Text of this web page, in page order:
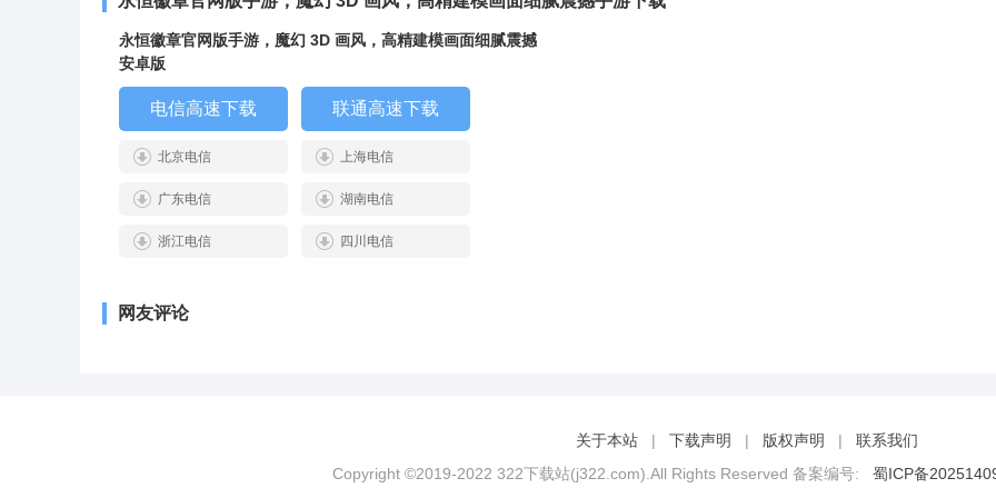
永恒徽章官网版手游，魔幻 3D 画风，高精建模画面细腻震撼
安卓版
电信高速下载 联通高速下载
北京电信 上海电信
广东电信 湖南电信
浙江电信 四川电信
网友评论
关于本站 | 下载声明 | 版权声明 |
联系我们
Copyright ©2019-2022 322下载站(j322.com).All Rights Reserved 备案编号:
蜀ICP备